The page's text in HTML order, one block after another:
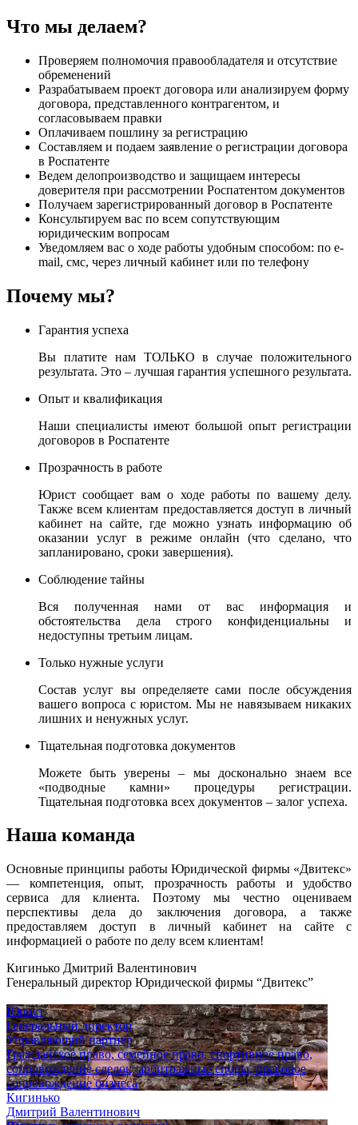
Что мы делаем?
Проверяем полномочия правообладателя и отсутствие
обременений
Разрабатываем проект договора или анализируем форму
договора, представленного контрагентом, и
согласовываем правки
Оплачиваем пошлину за регистрацию
Составляем и подаем заявление о регистрации договора
в Роспатенте
Ведем делопроизводство и защищаем интересы
доверителя при рассмотрении Роспатентом документов
Получаем зарегистрированный договор в Роспатенте
Консультируем вас по всем сопутствующим
юридическим вопросам
Уведомляем вас о ходе работы удобным способом: по e-
mail, смс, через личный кабинет или по телефону
Почему мы?
Гарантия успеха
Вы платите нам ТОЛЬКО в случае положительного
результата. Это – лучшая гарантия успешного результата.
Опыт и квалификация
Наши специалисты имеют большой опыт регистрации
договоров в Роспатенте
Прозрачность в работе
Юрист сообщает вам о ходе работы по вашему делу.
Также всем клиентам предоставляется доступ в личный
кабинет на сайте, где можно узнать информацию об
оказании услуг в режиме онлайн (что сделано, что
запланировано, сроки завершения).
Соблюдение тайны
Вся полученная нами от вас информация и
обстоятельства дела строго конфиденциальны и
недоступны третьим лицам.
Только нужные услуги
Состав услуг вы определяете сами после обсуждения
вашего вопроса с юристом. Мы не навязываем никаких
лишних и ненужных услуг.
Тщательная подготовка документов
Можете быть уверены – мы досконально знаем все
«подводные камни» процедуры регистрации.
Тщательная подготовка всех документов – залог успеха.
Наша команда
Основные принципы работы Юридической фирмы «Двитекс»
— компетенция, опыт, прозрачность работы и удобство
сервиса для клиента. Поэтому мы честно оцениваем
перспективы дела до заключения договора, а также
предоставляем доступ в личный кабинет на сайте с
информацией о работе по делу всем клиентам!
Кигинько Дмитрий Валентинович
Генеральный директор Юридической фирмы “Двитекс”
Юрист
Генеральный директор
Управляющий партнер
Гражданское право, семейное право, спортивное право,
сопровождение сделок, арбитражные споры, правовое
сопровождение бизнеса
Кигинько
Дмитрий Валентинович